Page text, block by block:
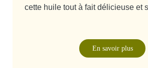
cette huile tout à fait délicieuse et
En savoir plus